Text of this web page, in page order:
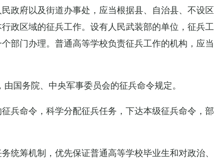
政府以及街道办事处，应当根据县、自治县、不设区
政区域的征兵工作。设有人民武装部的单位，征兵工
部门办理。普通高等学校负责征兵工作的机构，应当
国务院、中央军事委员会的征兵命令规定。
兵命令，科学分配征兵任务，下达本级征兵命令，部
统筹机制，优先保证普通高等学校毕业生和对政治、